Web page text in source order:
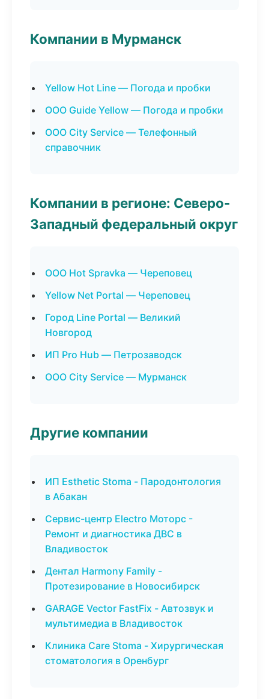
Компании в Мурманск
Yellow Hot Line — Погода и пробки
ООО Guide Yellow — Погода и пробки
ООО City Service — Телефонный
справочник
Компании в регионе: Северо-
Западный федеральный округ
ООО Hot Spravka — Череповец
Yellow Net Portal — Череповец
Город Line Portal — Великий
Новгород
ИП Pro Hub — Петрозаводск
ООО City Service — Мурманск
Другие компании
ИП Esthetic Stoma - Пародонтология
в Абакан
Сервис-центр Electro Моторс -
Ремонт и диагностика ДВС в
Владивосток
Дентал Harmony Family -
Протезирование в Новосибирск
GARAGE Vector FastFix - Автозвук и
мультимедиа в Владивосток
Клиника Care Stoma - Хирургическая
стоматология в Оренбург